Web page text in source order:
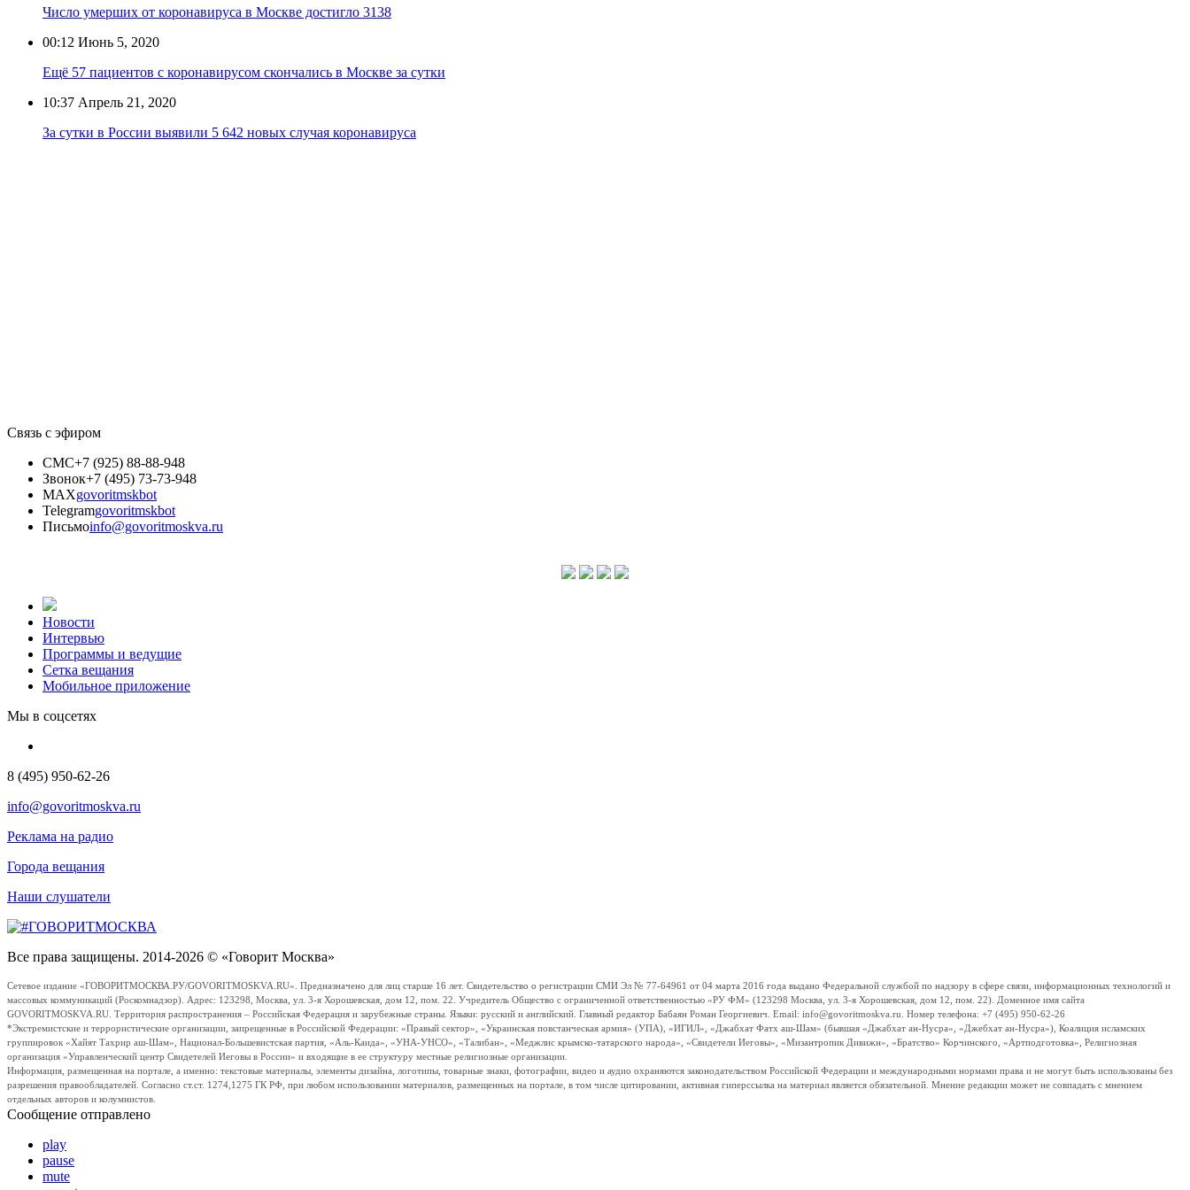
Число умерших от коронавируса в Москве достигло 3138
00:12 Июнь 5, 2020
Ещё 57 пациентов с коронавирусом скончались в Москве за сутки
10:37 Апрель 21, 2020
За сутки в России выявили 5 642 новых случая коронавируса
Связь с эфиром
СМС+7 (925) 88-88-948
Звонок+7 (495) 73-73-948
MAXgovoritmskbot
Telegramgovoritmskbot
Письмоinfo@govoritmoskva.ru
Новости
Интервью
Программы и ведущие
Сетка вещания
Мобильное приложение
Мы в соцсетях
8 (495) 950-62-26
info@govoritmoskva.ru
Реклама на радио
Города вещания
Наши слушатели
Все права защищены. 2014-2026 © «Говорит Москва»
Сетевое издание «ГОВОРИТМОСКВА.РУ/GOVORITMOSKVA.RU». Предназначено для лиц старше 16 лет. Свидетельство о регистрации СМИ Эл № 77-64961 от 04 марта 2016 года выдано Федеральной службой по надзору в сфере связи, информационных технологий и
массовых коммуникаций (Роскомнадзор). Адрес: 123298, Москва, ул. 3-я Хорошевская, дом 12, пом. 22. Учредитель Общество с ограниченной ответственностью «РУ ФМ» (123298 Москва, ул. 3-я Хорошевская, дом 12, пом. 22). Доменное имя сайта
GOVORITMOSKVA.RU. Территория распространения – Российская Федерация и зарубежные страны. Языки: русский и английский. Главный редактор Бабаян Роман Георгиевич. Email: info@govoritmoskva.ru. Номер телефона: +7 (495) 950-62-26
*Экстремистские и террористические организации, запрещенные в Российской Федерации: «Правый сектор», «Украинская повстанческая армия» (УПА), «ИГИЛ», «Джабхат Фатх аш-Шам» (бывшая «Джабхат ан-Нусра», «Джебхат ан-Нусра»), Коалиция исламских
группировок «Хайят Тахрир аш-Шам», Национал-Большевистская партия, «Аль-Каида», «УНА-УНСО», «Талибан», «Меджлис крымско-татарского народа», «Свидетели Иеговы», «Мизантропик Дивижн», «Братство» Корчинского, «Артподготовка», Религиозная
организация «Управленческий центр Свидетелей Иеговы в России» и входящие в ее структуру местные религиозные организации.
Информация, размещенная на портале, а именно: текстовые материалы, элементы дизайна, логотипы, товарные знаки, фотографии, видео и аудио охраняются законодательством Российской Федерации и международными нормами права и не могут быть использованы без
разрешения правообладателей. Согласно ст.ст. 1274,1275 ГК РФ, при любом использовании материалов, размещенных на портале, в том числе цитировании, активная гиперссылка на материал является обязательной. Мнение редакции может не совпадать с мнением
отдельных авторов и колумнистов.
Сообщение отправлено
play
pause
mute